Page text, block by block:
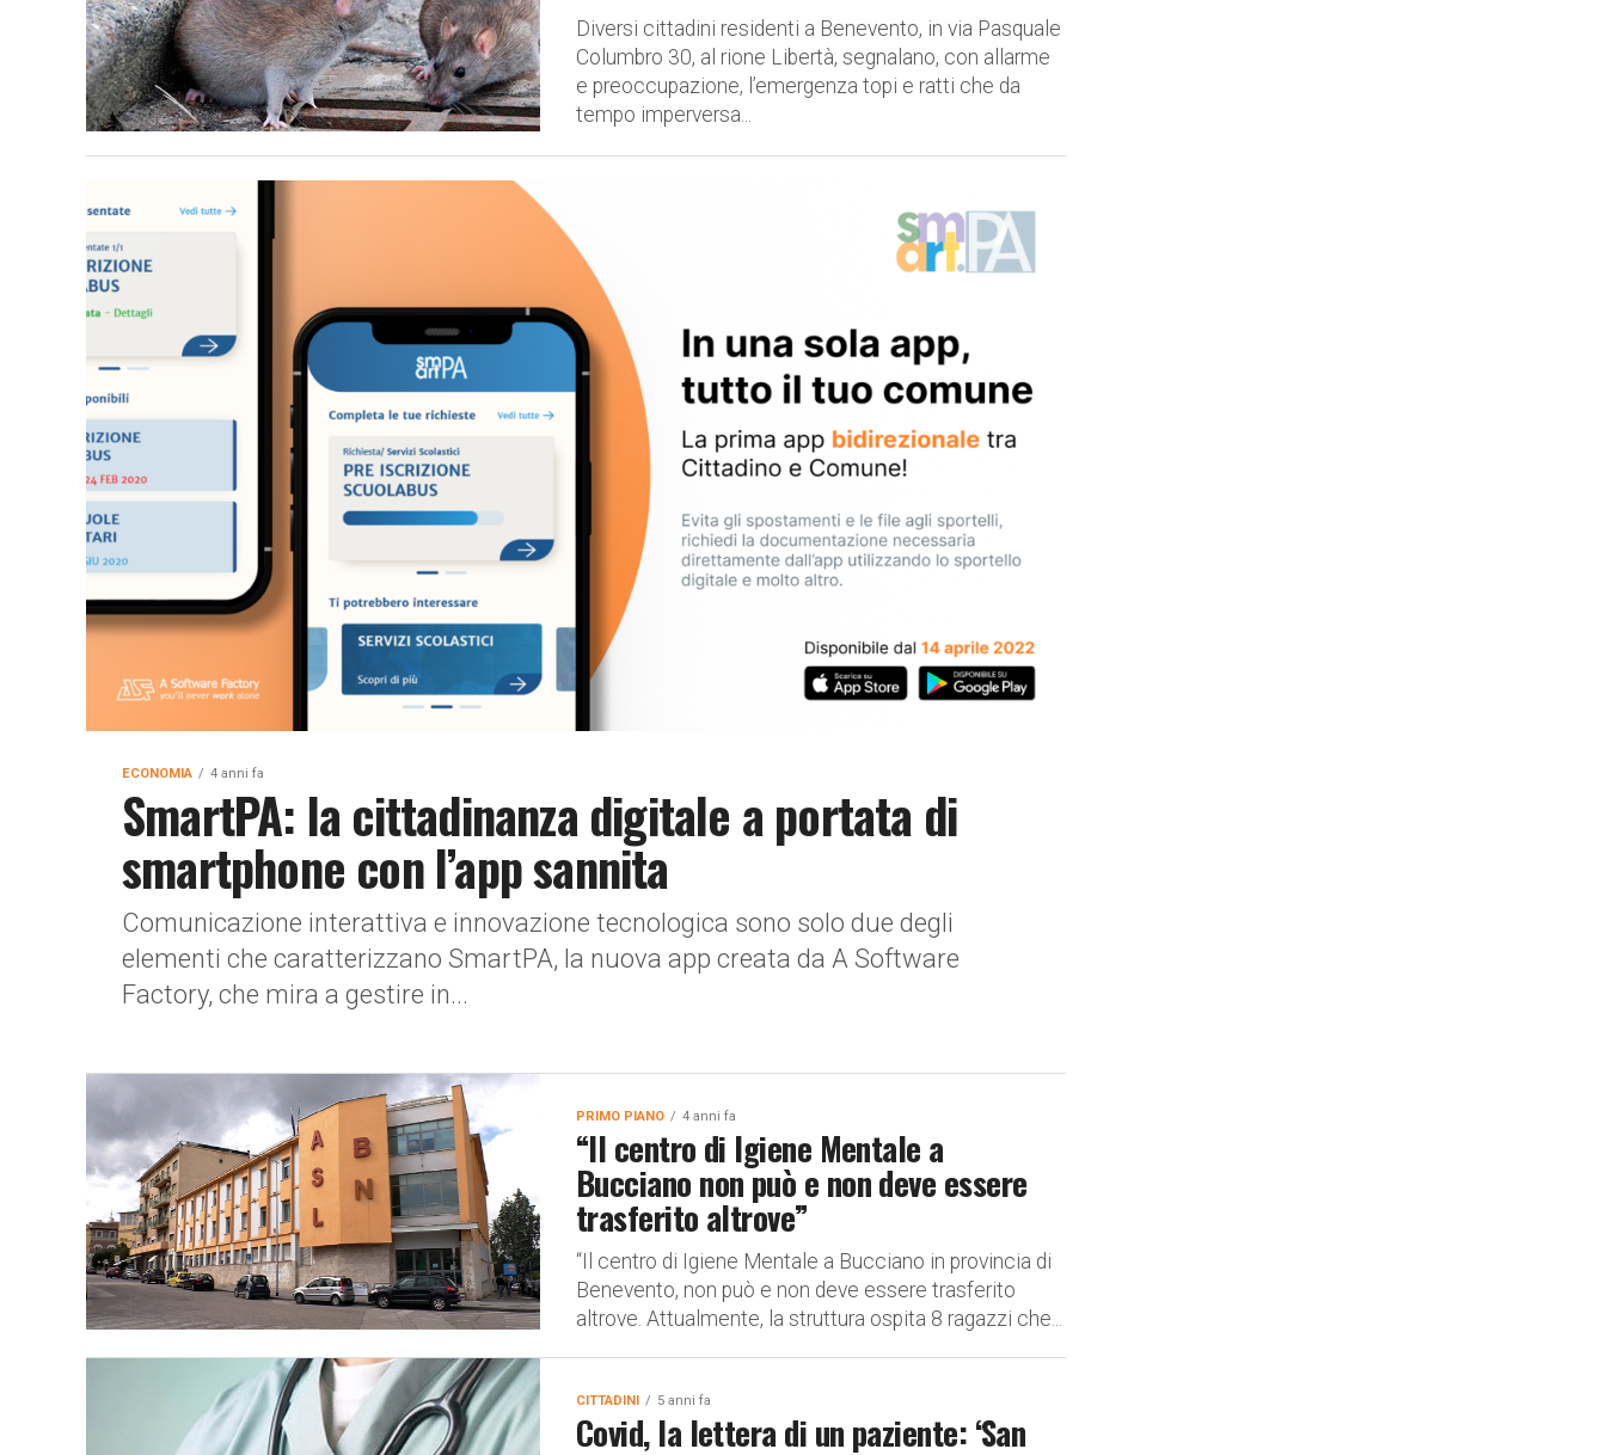
Diversi cittadini residenti a Benevento, in via Pasquale
Columbro 30, al rione Libertà, segnalano, con allarme
e preoccupazione, l’emergenza topi e ratti che da
tempo imperversa...
ECONOMIA 4 anni fa
SmartPA: la cittadinanza digitale a portata di
smartphone con l’app sannita
Comunicazione interattiva e innovazione tecnologica sono solo due degli
elementi che caratterizzano SmartPA, la nuova app creata da A Software
Factory, che mira a gestire in...
PRIMO PIANO 4 anni fa
“Il centro di Igiene Mentale a
Bucciano non può e non deve essere
trasferito altrove”
“Il centro di Igiene Mentale a Bucciano in provincia di
Benevento, non può e non deve essere trasferito
altrove. Attualmente, la struttura ospita 8 ragazzi che...
CITTADINI 5 anni fa
Covid, la lettera di un paziente: ‘San